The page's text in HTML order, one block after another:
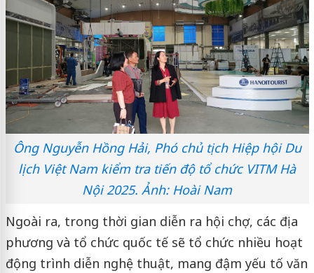
Ông Nguyễn Hồng Hải, Phó chủ tịch Hiệp hội Du
lịch Việt Nam kiểm tra tiến độ tổ chức VITM Hà
Nội 2025. Ảnh: Hoài Nam
Ngoài ra, trong thời gian diễn ra hội chợ, các địa
phương và tổ chức quốc tế sẽ tổ chức nhiều hoạt
động trình diễn nghệ thuật, mang đậm yếu tố văn